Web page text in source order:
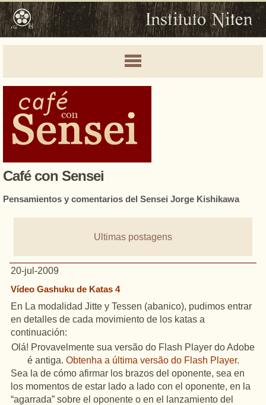
Café con Sensei
Pensamientos y comentarios del Sensei Jorge Kishikawa
Ultimas postagens
20-jul-2009
Vídeo Gashuku de Katas 4
En La modalidad Jitte y Tessen (abanico), pudimos entrar
en detalles de cada movimiento de los katas a
continuación:
Olá! Provavelmente sua versão do Flash Player do Adobe
é antiga. Obtenha a última versão do Flash Player.
Sea la de cómo afirmar los brazos del oponente, sea en
los momentos de estar lado a lado con el oponente, en la
“agarrada” sobre el oponente o en el lanzamiento del